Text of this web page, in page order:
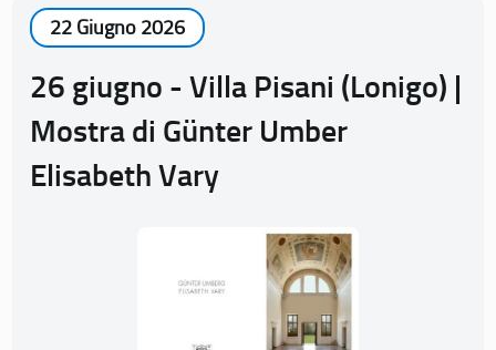
22 Giugno 2026
26 giugno - Villa Pisani (Lonigo) |
Mostra di Günter Umber
Elisabeth Vary